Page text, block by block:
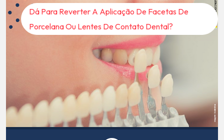
Dá Para Reverter A Aplicação De Facetas De
Porcelana Ou Lentes De Contato Dental?